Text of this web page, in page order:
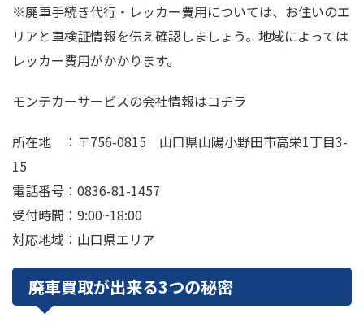
※廃車手続き代行・レッカー費用については、お住いのエ
リアと車検証情報を伝え確認しましょう。地域によっては
レッカー費用がかかります。
モンテカーサービスの会社情報はコチラ
所在地 ：〒756-0815 山口県山陽小野田市高栄1丁目3-
15
電話番号：0836-81-1457
受付時間：9:00~18:00
対応地域：山口県エリア
廃車買取が出来る3つの秘密